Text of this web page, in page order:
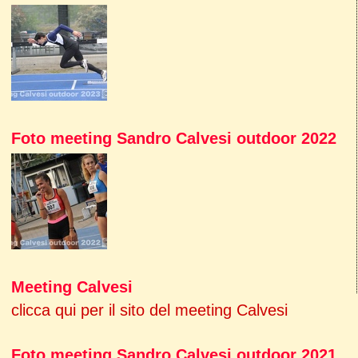
Foto meeting Sandro Calvesi outdoor 2022
Meeting Calvesi
clicca qui per il sito del meeting Calvesi